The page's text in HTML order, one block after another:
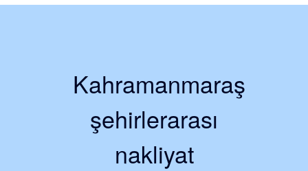
Kahramanmaraş
şehirlerarası
nakliyat